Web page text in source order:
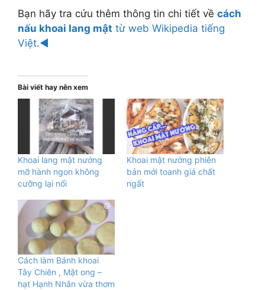
Bạn hãy tra cứu thêm thông tin chi tiết về cách
nấu khoai lang mật từ web Wikipedia tiếng
Việt.◄
Bài viết hay nên xem
Khoai lang mật nướng
mỡ hành ngon không
cưỡng lại nổi
Khoai mật nướng phiên
bản mới toanh giá chất
ngất
Cách làm Bánh khoai
Tây Chiên , Mật ong –
hạt Hạnh Nhân vừa thơm